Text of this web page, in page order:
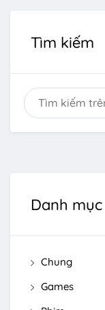
Tìm kiếm
Danh mục
Chung
Games